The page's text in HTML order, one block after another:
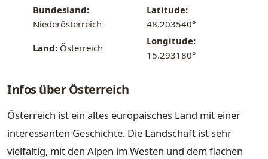
Bundesland:
Niederösterreich
Latitude:
48.203540°
Land: Österreich
Longitude:
15.293180°
Infos über Österreich
Österreich ist ein altes europäisches Land mit einer
interessanten Geschichte. Die Landschaft ist sehr
vielfältig, mit den Alpen im Westen und dem flachen